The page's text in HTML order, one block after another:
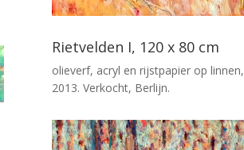
Rietvelden I, 120 x 80 cm
olieverf, acryl en rijstpapier op linnen,
2013. Verkocht, Berlijn.